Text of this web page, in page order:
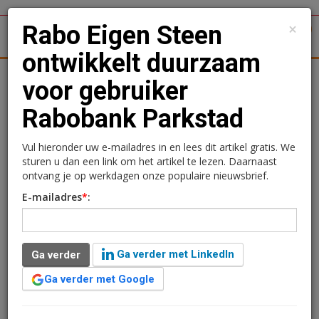
Woningmarkt Kantoren
Rabo Eigen Steen
ontwikkelt duurzaam voor
gebruiker Rabobank
Parkstad
27 mei 2013 om 15:49 2 minuten leestijd
Het nieuwe hoofdkantoor van Rabobank Parkstad
Limburg heeft het prestigieuze BREEAM-NL
×
Rabo Eigen Steen
ontwikkelt duurzaam
voor gebruiker
Rabobank Parkstad
Vul hieronder uw e-mailadres in en lees dit artikel gratis. We
sturen u dan een link om het artikel te lezen. Daarnaast
ontvang je op werkdagen onze populaire nieuwsbrief.
E-mailadres*:
Ga verder
Ga verder met LinkedIn
Ga verder met Google